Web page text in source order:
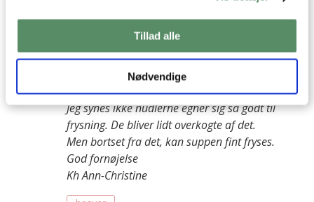
Tillad alle
Nødvendige
Ann-Christine:
11. februar 2026 kl. 20:28
Tak, det er jeg glad for du synes :)
Jeg synes ikke nudlerne egner sig så godt til
frysning. De bliver lidt overkogte af det.
Men bortset fra det, kan suppen fint fryses.
God fornøjelse
Kh Ann-Christine